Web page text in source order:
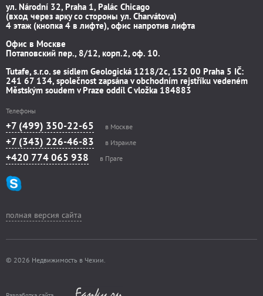
ул. Národní 32, Praha 1, Palác Chicago
(вход через арку со стороны ул. Charvátova)
4 этаж (кнопка 4 в лифте), офис напротив лифта
Офис в Москве
Потаповский пер., 8/12, корп.2, оф. 10.
Tutafe, s.r.o. se sídlem Geologická 1218/2c, 152 00 Praha 5 IČ:
241 67 134, společnost zapsána v obchodním rejstříku vedeném
Městským soudem v Praze oddíl C vložka 184883
Телефоны
+7 (499) 350-22-65 в Москве
+7 (343) 226-46-83 в Израиле
+420 774 065 938 в Праге
полная версия сайта
© 2026 Недвижимость в Чехии.